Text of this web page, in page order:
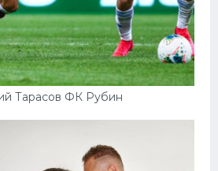
Тарасов ФК Рубин